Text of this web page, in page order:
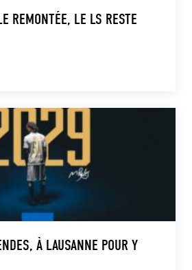
REMONTÉE, LE LS RESTE
À LAUSANNE POUR Y